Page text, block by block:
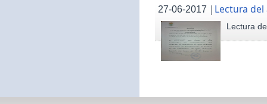
27-06-2017 | Lectura del
Lectura